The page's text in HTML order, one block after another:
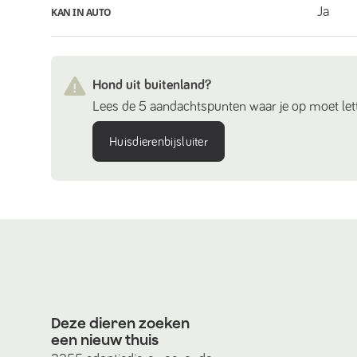
KAN IN AUTO Ja
Hond uit buitenland?
Lees de 5 aandachtspunten waar je op moet
Huisdierenbijsluiter
Deze dieren zoeken
een nieuw thuis